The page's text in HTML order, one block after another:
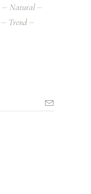
Natural
Trend